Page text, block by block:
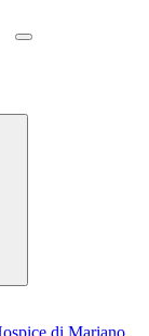
di Mariano